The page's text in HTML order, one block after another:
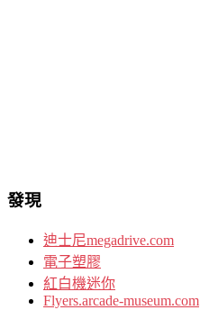
發現
迪士尼megadrive.com
電子塑膠
紅白機迷你
Flyers.arcade-museum.com